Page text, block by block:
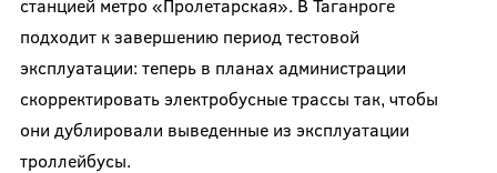
станцией метро «Пролетарская». В Таганроге
подходит к завершению период тестовой
эксплуатации: теперь в планах администрации
скорректировать электробусные трассы так, чтобы
они дублировали выведенные из эксплуатации
троллейбусы.